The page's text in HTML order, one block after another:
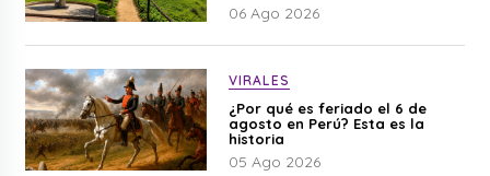
06 Ago 2026
VIRALES
¿Por qué es feriado el 6 de
agosto en Perú? Esta es la
historia
05 Ago 2026